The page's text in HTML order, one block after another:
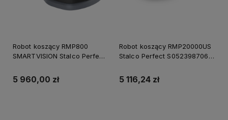
Robot koszący RMP800
SMARTVISION Stalco Perfect
Gwarancji
5 960,00 zł
Robot koszący RMP20000US
Stalco Perfect S052398706 4
5 116,24 zł